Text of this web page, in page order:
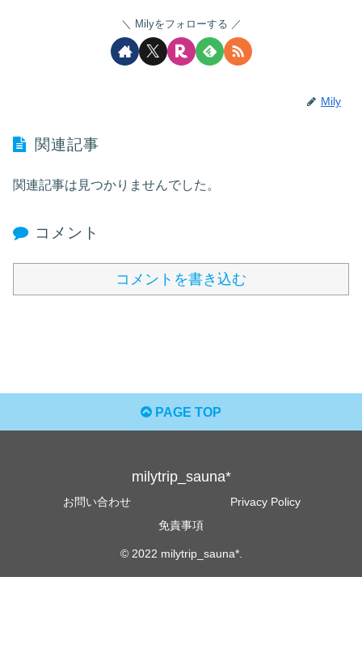
Milyをフォローする
Mily
関連記事
関連記事は見つかりませんでした。
コメント
コメントを書き込む
PAGE TOP
milytrip_sauna*
お問い合わせ
Privacy Policy
免責事項
© 2022 milytrip_sauna*.